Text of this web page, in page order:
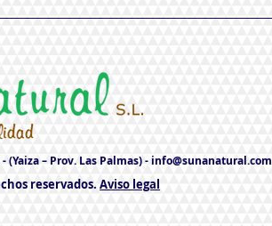
(Yaiza – Prov. Las Palmas) -info@sunanatural.com
reservados. Aviso legal